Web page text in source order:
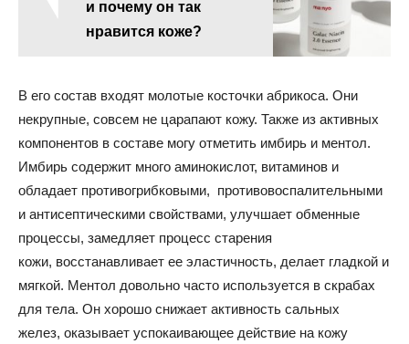
и почему он так
нравится коже?
В его состав входят молотые косточки абрикоса. Они
некрупные, совсем не царапают кожу. Также из активных
компонентов в составе могу отметить имбирь и ментол.
Имбирь содержит много аминокислот, витаминов и
обладает противогрибковыми, противовоспалительными
и антисептическими свойствами, улучшает обменные
процессы, замедляет процесс старения
кожи, восстанавливает ее эластичность, делает гладкой и
мягкой. Ментол довольно часто используется в скрабах
для тела. Он хорошо снижает активность сальных
желез, оказывает успокаивающее действие на кожу